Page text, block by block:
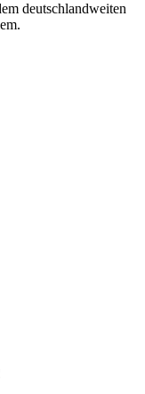
deutschlandweiten